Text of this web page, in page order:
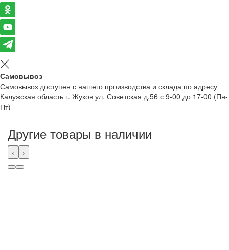
Самовывоз
Самовывоз доступен с нашего производства и склада по адресу
Калужская область г. Жуков ул. Советская д.56 с 9-00 до 17-00 (Пн-
Пт)
Другие товары в наличии
‹ ›